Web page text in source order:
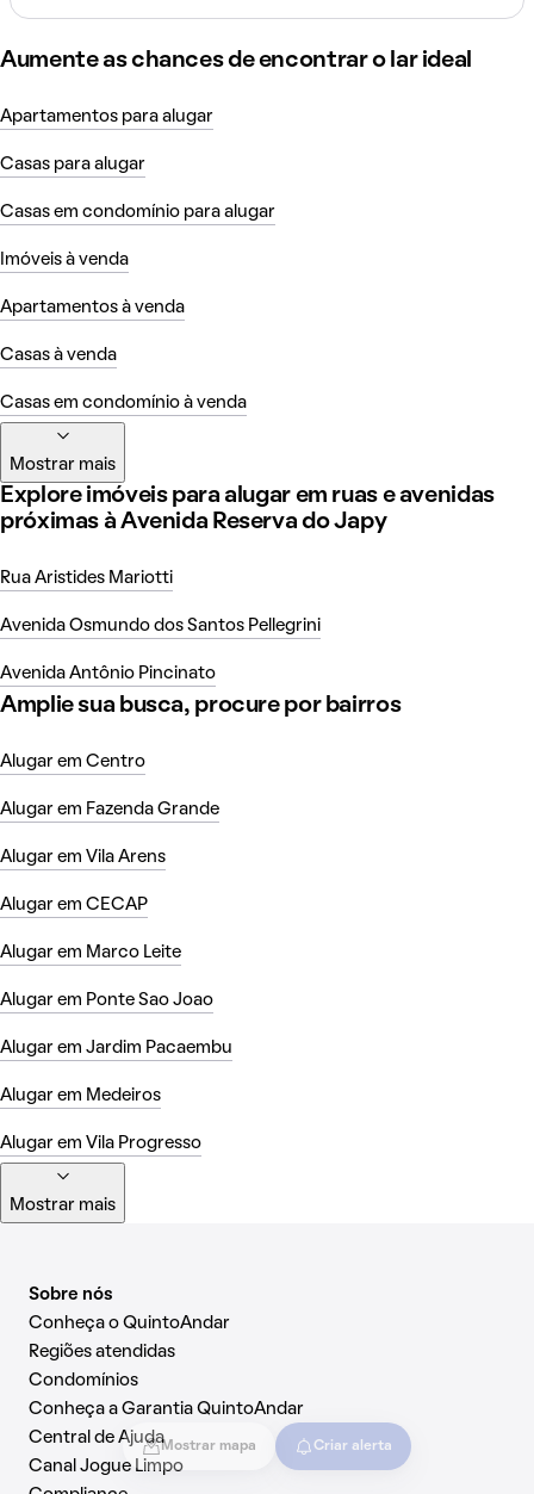
Mostrar mapa Criar alerta
Aumente as chances de encontrar o lar ideal
Apartamentos para alugar
Casas para alugar
Casas em condomínio para alugar
Imóveis à venda
Apartamentos à venda
Casas à venda
Casas em condomínio à venda
Mostrar mais
Explore imóveis para alugar em ruas e avenidas
próximas à Avenida Reserva do Japy
Rua Aristides Mariotti
Avenida Osmundo dos Santos Pellegrini
Avenida Antônio Pincinato
Amplie sua busca, procure por bairros
Alugar em Centro
Alugar em Fazenda Grande
Alugar em Vila Arens
Alugar em CECAP
Alugar em Marco Leite
Alugar em Ponte Sao Joao
Alugar em Jardim Pacaembu
Alugar em Medeiros
Alugar em Vila Progresso
Mostrar mais
Sobre nós
Conheça o QuintoAndar
Regiões atendidas
Condomínios
Conheça a Garantia QuintoAndar
Central de Ajuda
Canal Jogue Limpo